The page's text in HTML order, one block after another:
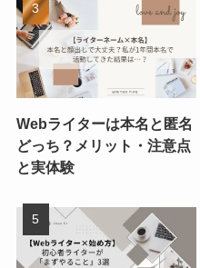
Webライターは本名と匿名
どっち？メリット・注意点
と実体験